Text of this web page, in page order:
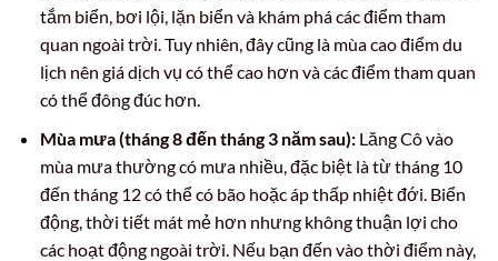
tắm biển, bơi lội, lặn biển và khám phá các điểm tham
quan ngoài trời. Tuy nhiên, đây cũng là mùa cao điểm du
lịch nên giá dịch vụ có thể cao hơn và các điểm tham quan
có thể đông đúc hơn.
Mùa mưa (tháng 8 đến tháng 3 năm sau):Lăng Cô vào
mùa mưa thường có mưa nhiều, đặc biệt là từ tháng 10
đến tháng 12 có thể có bão hoặc áp thấp nhiệt đới. Biển
động, thời tiết mát mẻ hơn nhưng không thuận lợi cho
các hoạt động ngoài trời. Nếu bạn đến vào thời điểm này,